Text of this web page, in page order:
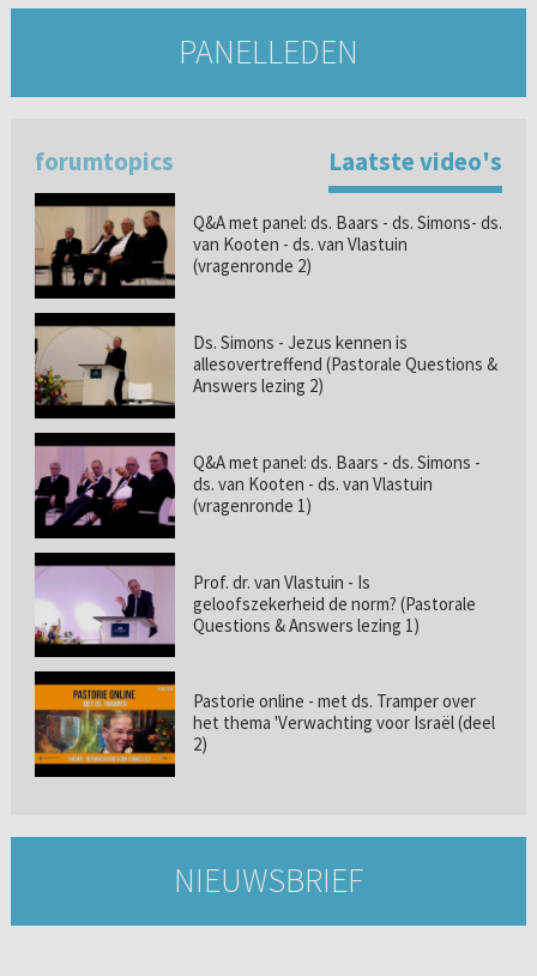
PANELLEDEN
forumtopics Laatste video's
Q&A met panel: ds. Baars - ds. Simons- ds.
van Kooten - ds. van Vlastuin
(vragenronde 2)
Ds. Simons - Jezus kennen is
allesovertreffend (Pastorale Questions &
Answers lezing 2)
Q&A met panel: ds. Baars - ds. Simons -
ds. van Kooten - ds. van Vlastuin
(vragenronde 1)
Prof. dr. van Vlastuin - Is
geloofszekerheid de norm? (Pastorale
Questions & Answers lezing 1)
Pastorie online - met ds. Tramper over
het thema 'Verwachting voor Israël (deel
2)
NIEUWSBRIEF